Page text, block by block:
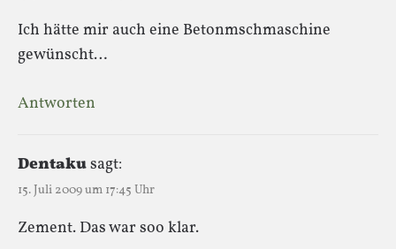
Ich hätte mir auch eine Betonmschmaschine
gewünscht…
Antworten
Dentakusagt:
15. Juli 2009 um 17:45 Uhr
Zement. Das war soo klar.